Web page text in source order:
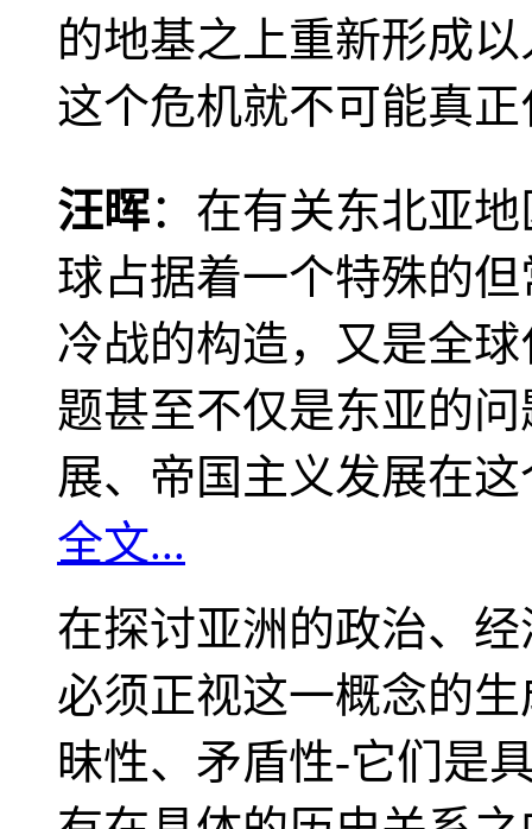
的地基之上重新形成
这个危机就不可能真
汪晖：在有关东北亚
球占据着一个特殊的
冷战的构造，又是全
题甚至不仅是东亚的
展、帝国主义发展在
全文...
在探讨亚洲的政治、
必须正视这一概念的
昧性、矛盾性-它们是